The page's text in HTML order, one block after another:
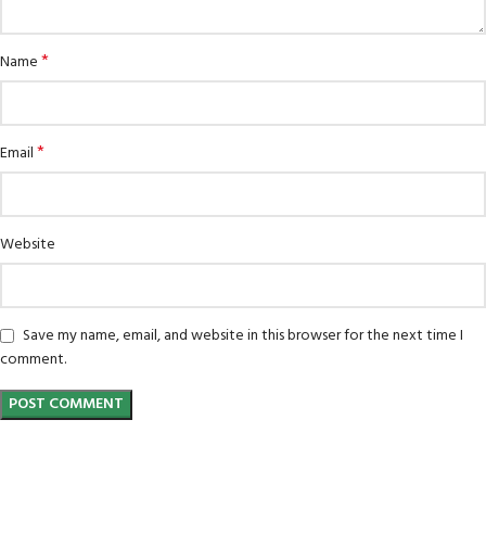
Name*
Email*
Website
Save my name, email, and website in this browser for the next time I
comment.